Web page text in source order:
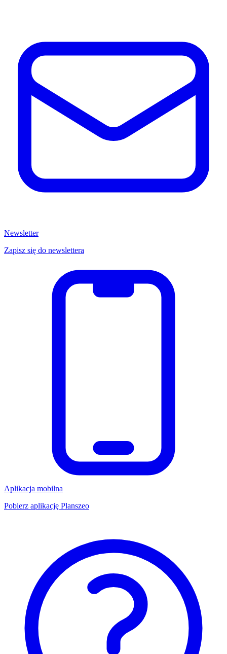
Newsletter
Zapisz się do newslettera
Aplikacja mobilna
Pobierz aplikację Planszeo